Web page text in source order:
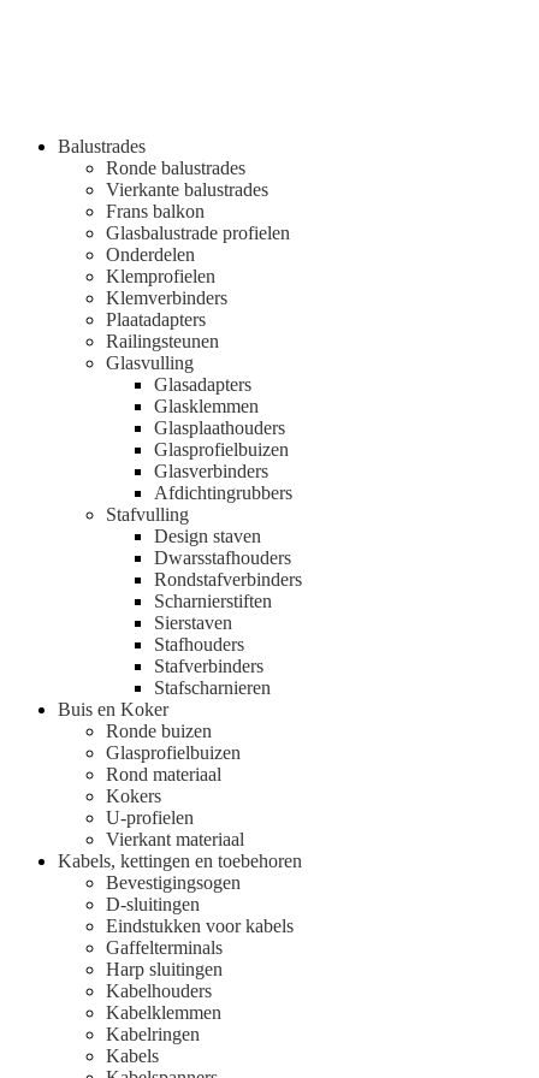
Balustrades
Ronde balustrades
Vierkante balustrades
Frans balkon
Glasbalustrade profielen
Onderdelen
Klemprofielen
Klemverbinders
Plaatadapters
Railingsteunen
Glasvulling
Glasadapters
Glasklemmen
Glasplaathouders
Glasprofielbuizen
Glasverbinders
Afdichtingrubbers
Stafvulling
Design staven
Dwarsstafhouders
Rondstafverbinders
Scharnierstiften
Sierstaven
Stafhouders
Stafverbinders
Stafscharnieren
Buis en Koker
Ronde buizen
Glasprofielbuizen
Rond materiaal
Kokers
U-profielen
Vierkant materiaal
Kabels, kettingen en toebehoren
Bevestigingsogen
D-sluitingen
Eindstukken voor kabels
Gaffelterminals
Harp sluitingen
Kabelhouders
Kabelklemmen
Kabelringen
Kabels